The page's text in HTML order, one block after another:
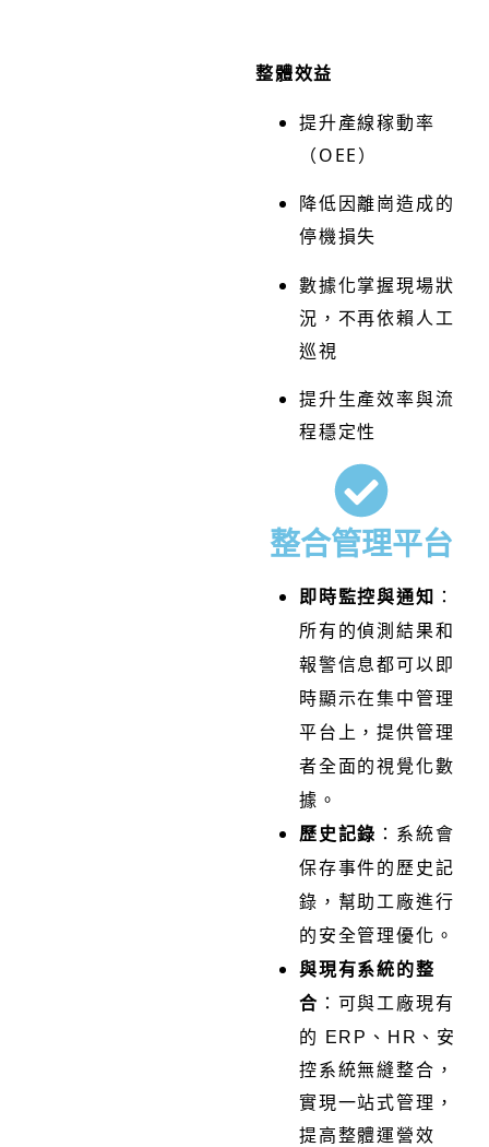
整體效益
提升產線稼動率
（OEE）
降低因離崗造成的
停機損失
數據化掌握現場狀
況，不再依賴人工
巡視
提升生產效率與流
程穩定性
整合管理平台
即時監控與通知 ：
所有的偵測結果和
報警信息都可以即
時顯示在集中管理
平台上，提供管理
者全面的視覺化數
據。
歷史記錄 ： 系統會
保存事件的歷史記
錄，幫助工廠進行
的安全管理優化。
與現有系統的整
合 ：可與工廠現有
的
ERP 、 HR 、安
控系統無縫整合，
實現一站式管理，
提高整體運營效